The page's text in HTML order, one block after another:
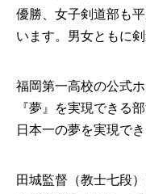
優勝、女子剣道部も
います。男女ともに
福岡第一高校の公式
『夢』を実現できる
日本一の夢を実現で
田城監督（教士七段